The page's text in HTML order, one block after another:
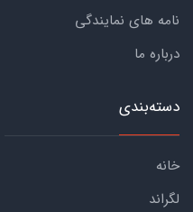
نامه های نمایندگی
درباره ما
دسته‌بندی
خانه
لگراند